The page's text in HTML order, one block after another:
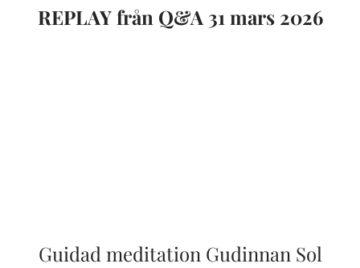
REPLAY från Q&A 31 mars 2026
Guidad meditation Gudinnan Sol